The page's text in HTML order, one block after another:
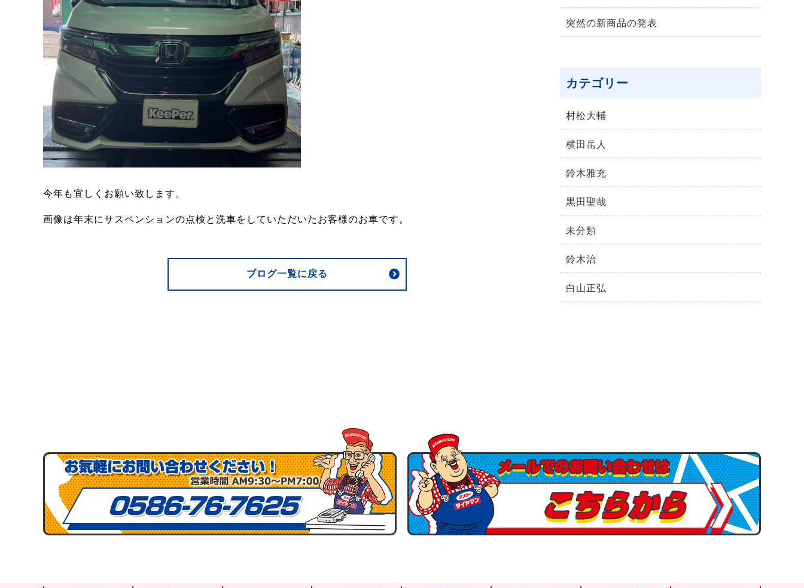
今年も宜しくお願い致します。
画像は年末にサスペンションの点検と洗車をしていただいたお客様のお車です。
ブログ一覧に戻る
突然の新商品の発表
カテゴリー
村松⼤輔
横⽥岳⼈
鈴木雅充
黒田聖哉
未分類
鈴⽊治
⽩⼭正弘